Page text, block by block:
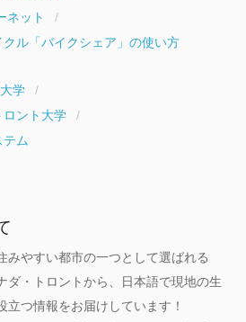
ネット
クル「バイクシェア」の使い方
学
ロント大学
ム
みやすい都市の一つとして選ばれる
ダ・トロントから、日本語で現地の生
立つ情報をお届けしています！